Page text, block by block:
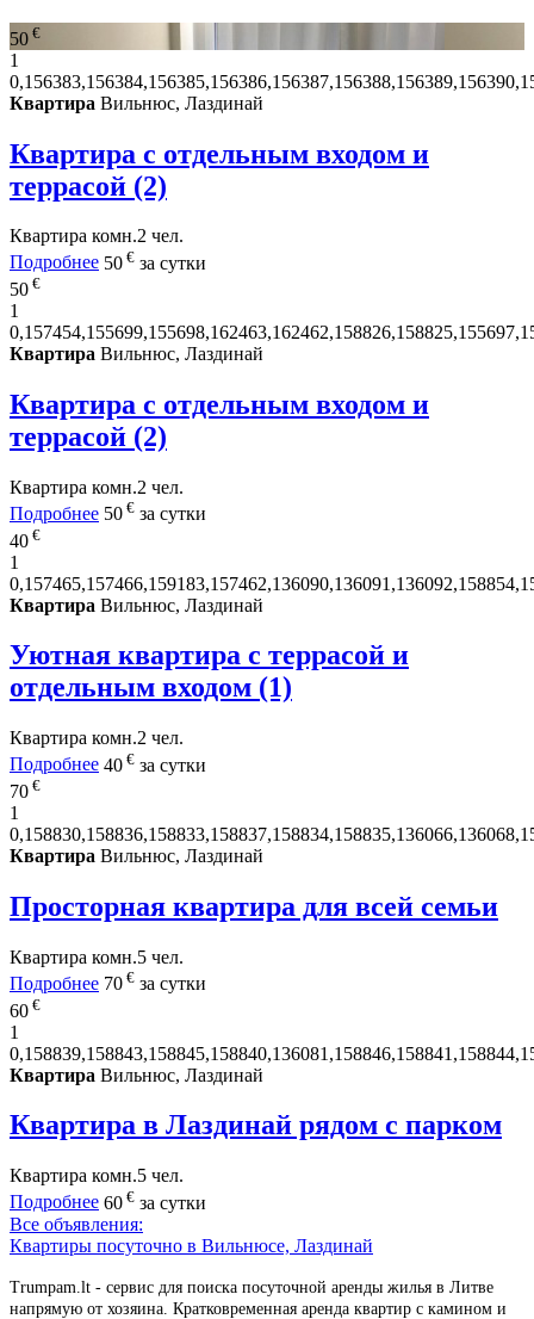
50 €
1
Квартира Вильнюс, Лаздинай
Квартира с отдельным входом и
террасой (2)
Квартира комн.2 чел.
Подробнее 50 € за сутки
50 €
1
Квартира Вильнюс, Лаздинай
Квартира с отдельным входом и
террасой (2)
Квартира комн.2 чел.
Подробнее 50 € за сутки
40 €
1
Квартира Вильнюс, Лаздинай
Уютная квартира с террасой и
отдельным входом (1)
Квартира комн.2 чел.
Подробнее 40 € за сутки
70 €
1
Квартира Вильнюс, Лаздинай
Просторная квартира для всей семьи
Квартира комн.5 чел.
Подробнее 70 € за сутки
60 €
1
Квартира Вильнюс, Лаздинай
Квартира в Лаздинай рядом с парком
Квартира комн.5 чел.
Подробнее 60 € за сутки
Все объявления:
Квартиры посуточно в Вильнюсе, Лаздинай
Trumpam.lt - сервис для поиска посуточной аренды жилья в Литве
напрямую от хозяина. Кратковременная аренда квартир с камином и